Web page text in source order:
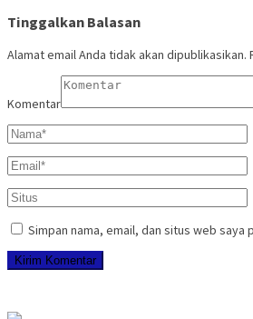
Tinggalkan Balasan
Alamat email Anda tidak akan dipublikasikan.
Komentar
Simpan nama, email, dan situs web